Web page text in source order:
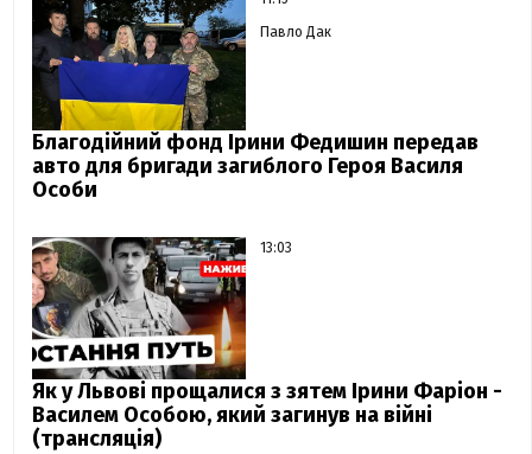
Павло Дак
Благодійний фонд Ірини Федишин передав
авто для бригади загиблого Героя Василя
Особи
13:03
Як у Львові прощалися з зятем Ірини Фаріон -
Василем Особою, який загинув на війні
(трансляція)